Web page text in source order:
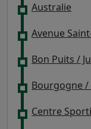
Australie